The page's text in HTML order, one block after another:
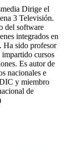
Dirige el
3 Televisión.
del software
integrados en
Ha sido profesor
cursos
Es autor de
nacionales e
y miembro
de